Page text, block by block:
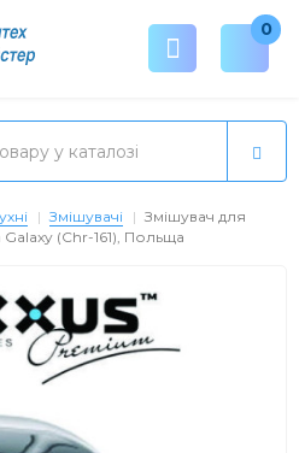
0
Змішувачі
Змішувач для
(Chr-161), Польща